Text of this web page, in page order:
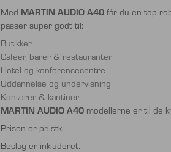
Med MARTIN AUDIO A40 får du en top
passer super godt til:
Butikker
Cafeer, barer & restauranter
Hotel og konferencecentre
Uddannelse og undervisning
Kontorer & kantiner
MARTIN AUDIO A40 modellerne er til de
Prisen er pr. stk.
Beslag er inkluderet.